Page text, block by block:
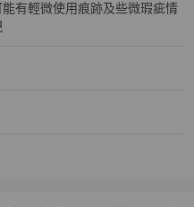
有輕微使用痕跡及些微瑕疵情